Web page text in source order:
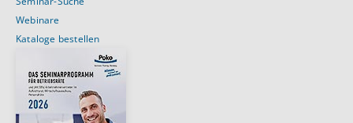
Webinare
Kataloge bestellen